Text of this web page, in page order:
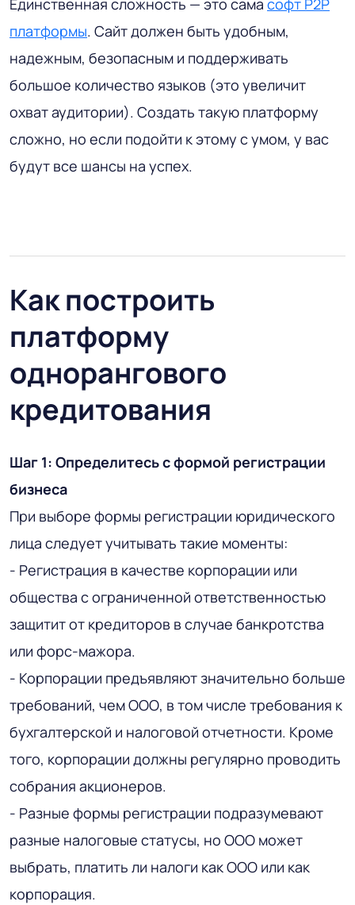
Единственная сложность — это сама софт P2P
платформы. Сайт должен быть удобным,
надежным, безопасным и поддерживать
большое количество языков (это увеличит
охват аудитории). Создать такую ​​платформу
сложно, но если подойти к этому с умом, у вас
будут все шансы на успех.
Как построить
платформу
однорангового
кредитования
Шаг 1: Определитесь с формой регистрации
бизнеса
При выборе формы регистрации юридического
лица следует учитывать такие моменты:
- Регистрация в качестве корпорации или
общества с ограниченной ответственностью
защитит от кредиторов в случае банкротства
или форс-мажора.
- Корпорации предъявляют значительно больше
требований, чем ООО, в том числе требования к
бухгалтерской и налоговой отчетности. Кроме
того, корпорации должны регулярно проводить
собрания акционеров.
- Разные формы регистрации подразумевают
разные налоговые статусы, но ООО может
выбрать, платить ли налоги как ООО или как
корпорация.